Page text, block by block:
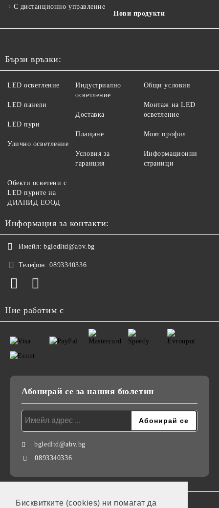
Бисквитките (cookies) ни помагат да
С дистанционно управление
Нови продукти
Бързи връзки:
LED осветление
LED панели
LED пури
Улично осветление
Индустриално
осветление
Доставка
Плащане
Условия за
гаранция
Общи условия
Монтаж на LED
осветление
Моят профил
Информационни
страници
Обекти осветени с
LED пурите на
ДИАНИД ЕООД
Информация за контакти:
Имейл: bgledltd@abv.bg
Телефон: 0893340336
Ние работим с
Абонирай се за нашия бюлетин
bgledltd@abv.bg
0893340336
GDPR